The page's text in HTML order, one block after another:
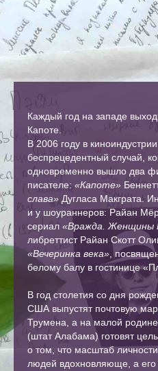
Каждый год на западе
Капоте.
В 2006 году в
беспрецедентный случай,
одновременно вышло два
писателе: «Капоте»
слава» Дугласа Макграта.
и у шоураннеров: Райан
сериал «Вражда. Женщины
либреттист Райан Скотт
«Вечеринка века» ,
белому балу в гостинице
В год столетия со дня
США выпустят почтовую
Трумена, а на малой
(штат Алабама) готовят
о том, что масштаб
людей вдохновляюще, а его